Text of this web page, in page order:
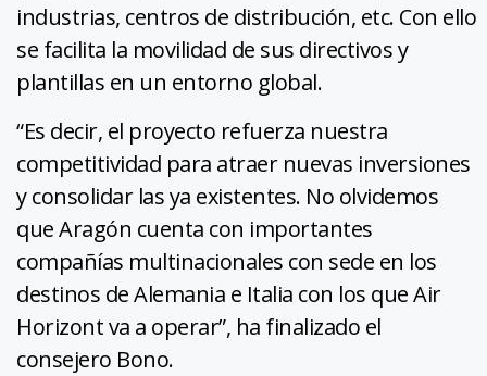
industrias, centros de distribución, etc. Con ello
se facilita la movilidad de sus directivos y
plantillas en un entorno global.
“Es decir, el proyecto refuerza nuestra
competitividad para atraer nuevas inversiones
y consolidar las ya existentes. No olvidemos
que Aragón cuenta con importantes
compañías multinacionales con sede en los
destinos de Alemania e Italia con los que Air
Horizont va a operar”, ha finalizado el
consejero Bono.